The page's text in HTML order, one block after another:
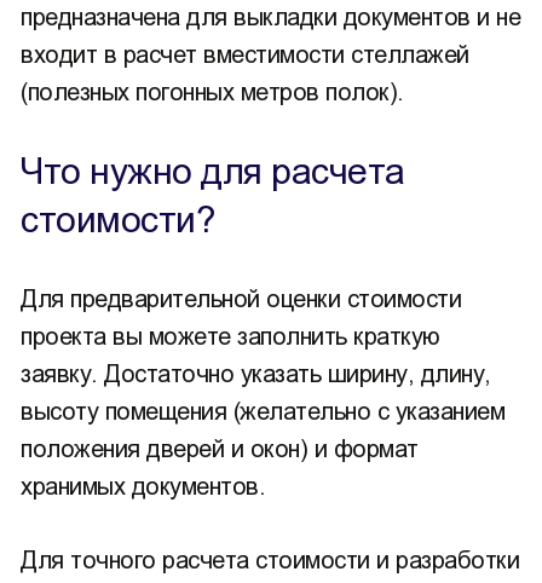
предназначена для выкладки документов и не
входит в расчет вместимости стеллажей
(полезных погонных метров полок).
Что нужно для расчета
стоимости?
Для предварительной оценки стоимости
проекта вы можете заполнить краткую
заявку. Достаточно указать ширину, длину,
высоту помещения (желательно с указанием
положения дверей и окон) и формат
хранимых документов.
Для точного расчета стоимости и разработки